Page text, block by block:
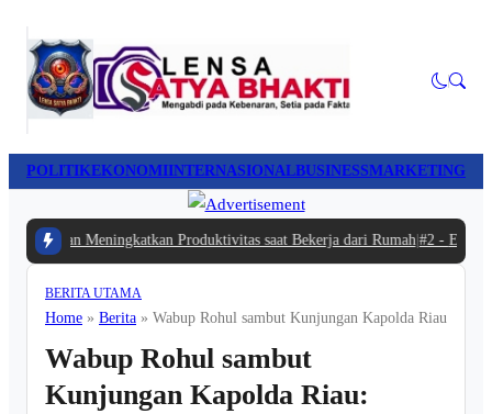
POLITIKEKONOMIINTERNASIONALBUSINESSMARKETING
dan Meningkatkan Produktivitas saat Bekerja dari Rumah|#2 -
BERITA UTAMA
Home » Berita » Wabup Rohul sambut Kunjungan Kapolda Riau:
Wabup Rohul sambut
Kunjungan Kapolda Riau: